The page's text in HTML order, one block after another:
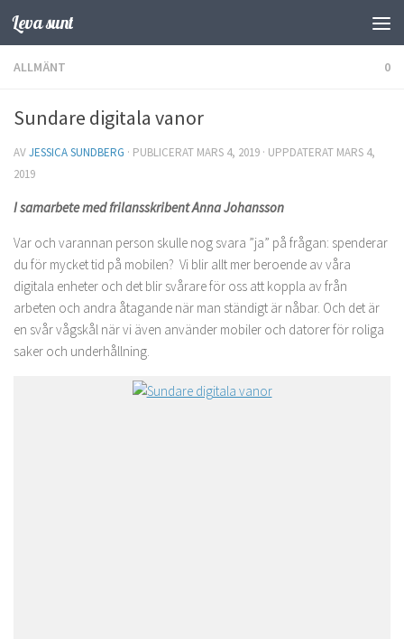
Hoppa till innehåll
Leva sunt
ALLMÄNT 0
Sundare digitala vanor
AVJESSICA SUNDBERG · PUBLICERAT MARS 4, 2019 · UPPDATERAT MARS 4,
2019
I samarbete med frilansskribent Anna Johansson
Var och varannan person skulle nog svara ”ja” på frågan: spenderar
du för mycket tid på mobilen? Vi blir allt mer beroende av våra
digitala enheter och det blir svårare för oss att koppla av från
arbeten och andra åtagande när man ständigt är nåbar. Och det är
en svår vågskål när vi även använder mobiler och datorer för roliga
saker och underhållning.